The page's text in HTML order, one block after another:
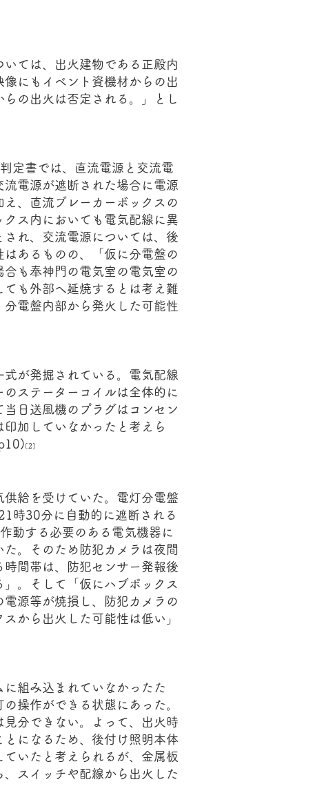
ては、出火建物である正殿内
にもイベント資機材からの出
の出火は否定される。」とし
定書では、直流電源と交流電
電源が遮断された場合に電源
、直流ブレーカーボックスの
クス内においても電気配線に異
れ、交流電源については、後
あるものの、「仮に分電盤の
も奉神門の電気室の電気室の
も外部へ延焼するとは考え難
電盤内部から発火した可能性
が発掘されている。電気配線
ステーターコイルは全体的に
日送風機のプラグはコンセン
加していなかったと考えら
[2]
給を受けていた。電灯分電盤
時30分に自動的に遮断される
動する必要のある電気機器に
。そのため防犯カメラは夜間
間帯は、防犯センサー発報後
。そして「仮にハブボックス
源等が焼損し、防犯カメラの
から出火した可能性は低い」
組み込まれていなかったた
操作ができる状態にあった。
分できない。よって、出火時
になるため、後付け照明本体
いたと考えられるが、金属板
スイッチや配線から出火した